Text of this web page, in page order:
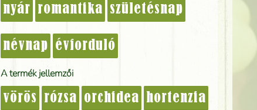
nyár romantika születésnap
névnap évforduló
A termék jellemzői
vörös rózsa orchidea hortenzia